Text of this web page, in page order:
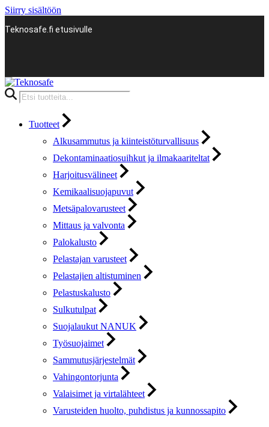
Siirry sisältöön
Teknosafe.fi etusivulle
Products
search
Tuotteet
Alkusammutus ja kiinteistöturvallisuus
Dekontaminaatiosuihkut ja ilmakaariteltat
Harjoitusvälineet
Kemikaalisuojapuvut
Metsäpalovarusteet
Mittaus ja valvonta
Palokalusto
Pelastajan varusteet
Pelastajien altistuminen
Pelastuskalusto
Sulkutulpat
Suojalaukut NANUK
Työsuojaimet
Sammutusjärjestelmät
Vahingontorjunta
Valaisimet ja virtalähteet
Varusteiden huolto, puhdistus ja kunnossapito